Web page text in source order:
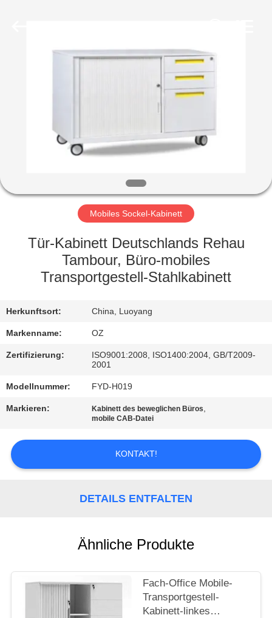
FABRIK-
AUSFLUG
QUALITÄTSKONTROLLE
SIE
MIT
UNS
VERBINDUNG
FORDERN
SITEMAP
PRIVACY
Mobiles Sockel-Kabinett
Tür-Kabinett Deutschlands Rehau
Tambour, Büro-mobiles
Transportgestell-Stahlkabinett
Herkunftsort: China, Luoyang
Markenname: OZ
Zertifizierung:
ISO9001:2008, ISO1400:2004, GB/T2009-
2001
Modellnummer: FYD-H019
Markieren: Kabinett des beweglichen Büros,
mobile CAB-Datei
KONTAKT!
DETAILS ENTFALTEN
Ähnliche Produkte
Fach-Office Mobile-
Transportgestell-
Kabinett-linkes